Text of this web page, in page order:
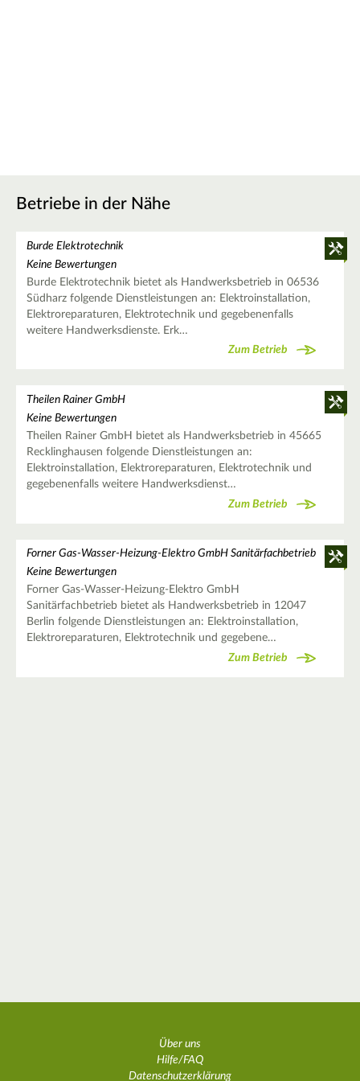
Betriebe in der Nähe
Burde Elektrotechnik
Keine Bewertungen
Burde Elektrotechnik bietet als Handwerksbetrieb in 06536
Südharz folgende Dienstleistungen an: Elektroinstallation,
Elektroreparaturen, Elektrotechnik und gegebenenfalls
weitere Handwerksdienste. Erk…
Zum Betrieb
Theilen Rainer GmbH
Keine Bewertungen
Theilen Rainer GmbH bietet als Handwerksbetrieb in 45665
Recklinghausen folgende Dienstleistungen an:
Elektroinstallation, Elektroreparaturen, Elektrotechnik und
gegebenenfalls weitere Handwerksdienst…
Zum Betrieb
Forner Gas-Wasser-Heizung-Elektro GmbH Sanitärfachbetrieb
Keine Bewertungen
Forner Gas-Wasser-Heizung-Elektro GmbH
Sanitärfachbetrieb bietet als Handwerksbetrieb in 12047
Berlin folgende Dienstleistungen an: Elektroinstallation,
Elektroreparaturen, Elektrotechnik und gegebene…
Zum Betrieb
Über uns
Hilfe/FAQ
Datenschutzerklärung